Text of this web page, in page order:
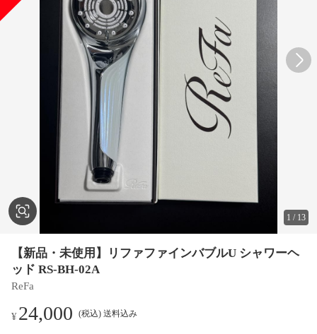
1 / 13
【新品・未使用】リファファインバブルU シャワーヘ
ッド RS-BH-02A
ReFa
¥24,000 (税込) 送料込み